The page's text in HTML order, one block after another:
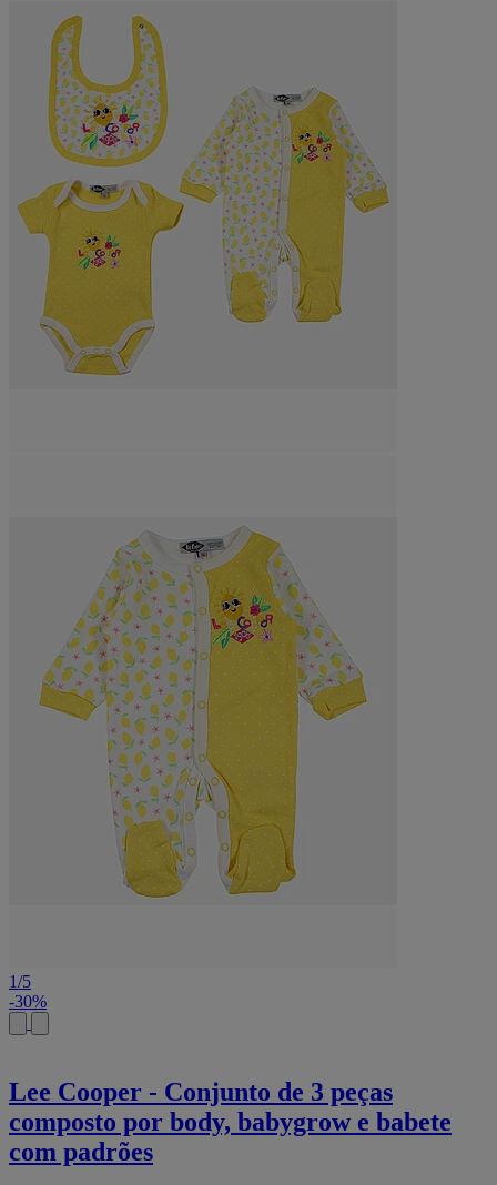
1/5
-30%
Lee Cooper - Conjunto de 3 peças
composto por body, babygrow e babete
com padrões